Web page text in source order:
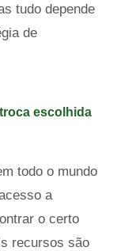
tudo depende
de
escolhida
todo o mundo
a
o certo
recursos são